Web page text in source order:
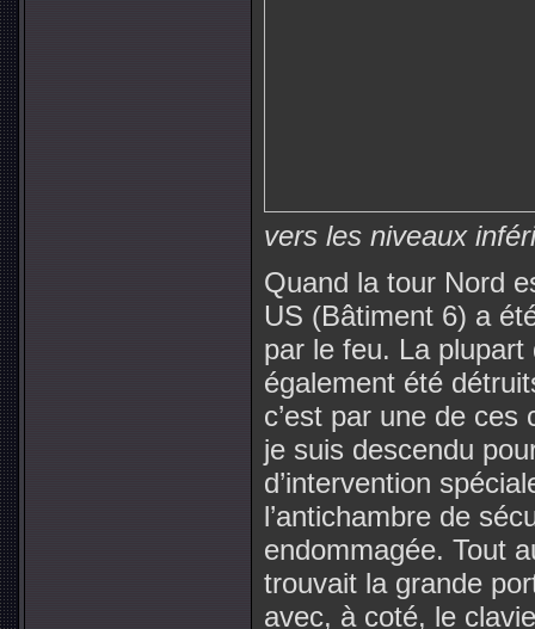
vers les niveaux
Quand la tour Nord
US (Bâtiment 6) a
par le feu. La
également été
c’est par une de
je suis descendu
d’intervention
l’antichambre de
endommagée. Tout
trouvait la grande
avec, à coté, le